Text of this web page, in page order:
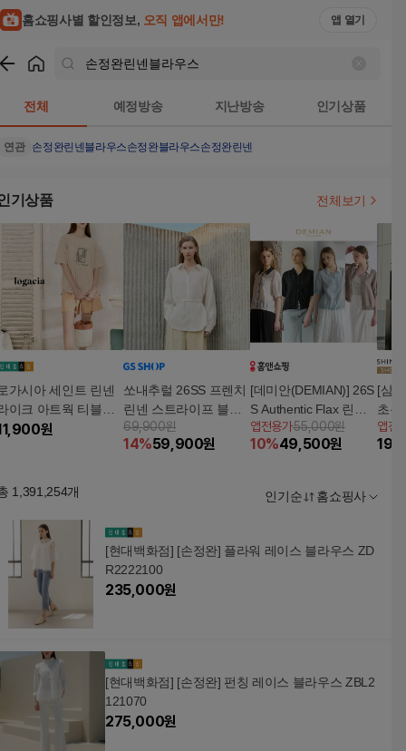
홈쇼핑사별 할인정보, 오직 앱에서만! 앱 열기
전체 예정방송 지난방송 인기상품
연관 손정완린넨블라우스손정완블라우스손정완린넨
기상품 전체보기
가시아 세인트 린넨
이크 아트웍 티블라
스 1종원
쏘내추럴 26SS 프렌치
린넨 스트라이프 블라
우스 [런칭 가격 79,900
원]
69,900원
14%59,900원
[데미안(DEMIAN)] 26S
S Authentic Flax 린넨
블렌딩 썸머 셔츠 블라
우스 3종
앱전용가55,000원
10%49,500원
[삼
초특
방
앱전
1,391,254개 인기순 홈쇼핑사
[현대백화점] [손정완] 플라워 레이스 블라우스 ZD
R2222100
235,000원
[현대백화점] [손정완] 펀칭 레이스 블라우스 ZBL2
121070
275,000원